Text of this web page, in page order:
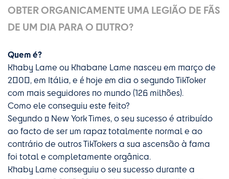
OBTER ORGANICAMENTE UMA LEGIÃO DE FÃS
DE UM DIA PARA O OUTRO?
Quem é?
Khaby Lame ou Khabane Lame nasceu em março de
2000, em Itália, e é hoje em dia o segundo TikToker
com mais seguidores no mundo (126 milhões).
Como ele conseguiu este feito?
Segundo o New York Times, o seu sucesso é atribuído
ao facto de ser um rapaz totalmente normal e ao
contrário de outros TikTokers a sua ascensão à fama
foi total e completamente orgânica.
Khaby Lame conseguiu o seu sucesso durante a